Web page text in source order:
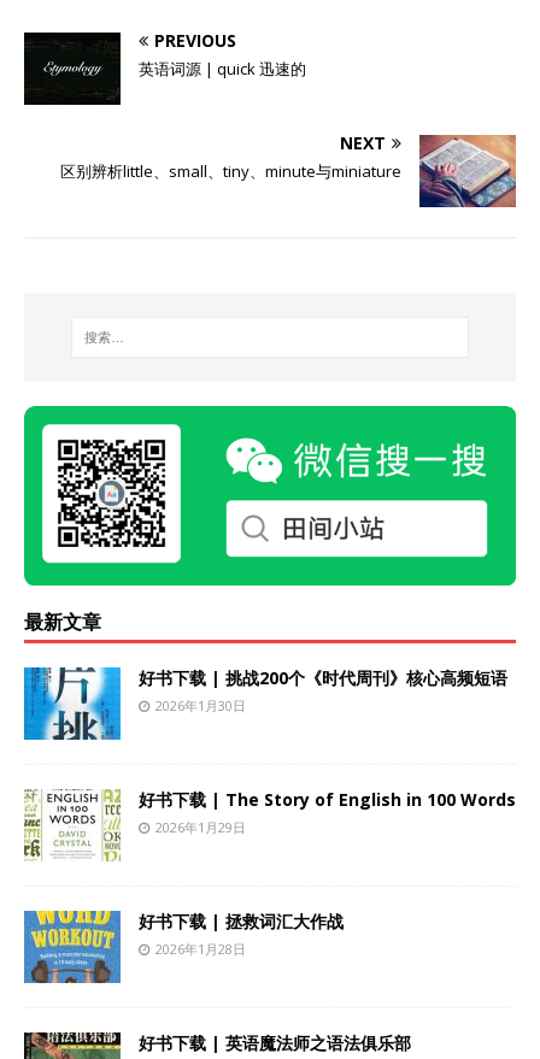
PREVIOUS
英语词源 | quick 迅速的
NEXT
区别辨析little、small、tiny、minute与miniature
最新文章
好书下载 | 挑战200个《时代周刊》核心高频短语
2026年1月30日
好书下载 | The Story of English in 100 Words
2026年1月29日
好书下载 | 拯救词汇大作战
2026年1月28日
好书下载 | 英语魔法师之语法俱乐部